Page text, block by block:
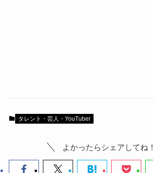
タレント・芸人・YouTuber
よかったらシェアしてね！